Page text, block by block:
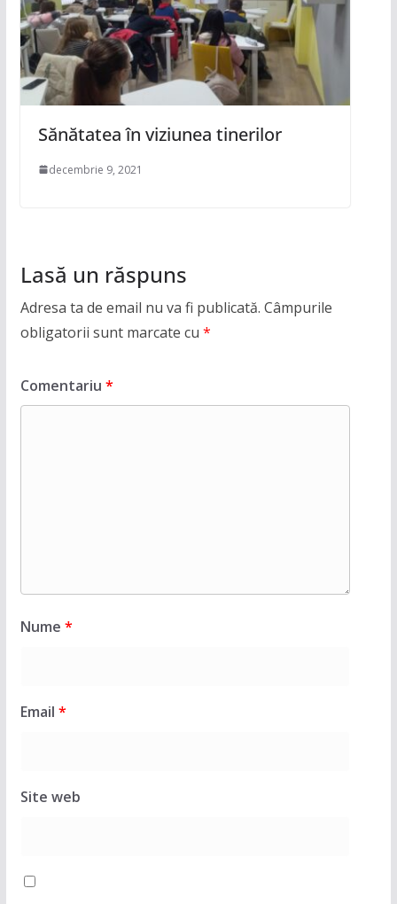
Sănătatea în viziunea tinerilor
decembrie 9, 2021
Lasă un răspuns
Adresa ta de email nu va fi publicată. Câmpurile
obligatorii sunt marcate cu *
Comentariu *
Nume *
Email *
Site web